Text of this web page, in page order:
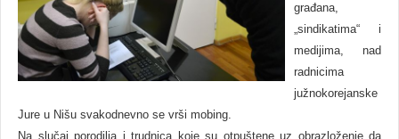
građana,
„sindikatima“
i
medijima, nad
radnicima
južnokorejanske
Jure u Nišu svakodnevno se vrši mobing.
Na slučaj porodilјa i trudnica koje su otpuštene uz obrazloženje da